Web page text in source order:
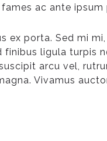
ac ante
ex porta. Sed mi
ligula turpis
arcu vel,
Vivamus